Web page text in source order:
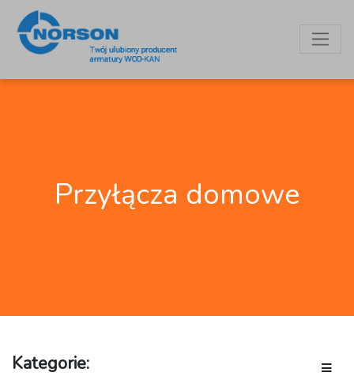
Przyłącza domowe
Kategorie: